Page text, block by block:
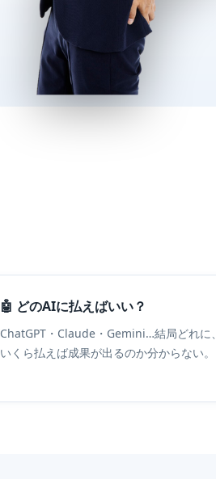
🤖 どのAIに払えばいい？
ChatGPT・Claude・Gemini…結局どれに、
いくら払えば成果が出るのか分からない。